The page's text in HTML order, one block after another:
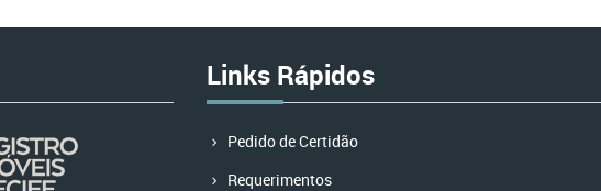
Links Rápidos
Pedido de Certidão
Requerimentos